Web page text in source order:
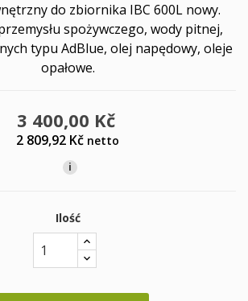
do zbiornika IBC 600L nowy.
spożywczego, wody pitnej,
typu AdBlue, olej napędowy, oleje
opałowe.
3 400,00 Kč
2 809,92 Kč netto
i
Ilość